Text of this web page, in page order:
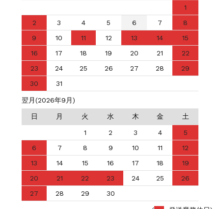
1
2
3 4 5 6 7
8
9
10 11 12 13 14
15
16
17 18 19 20 21
22
23
24 25 26 27 28
29
30
31
翌月(2026年9月)
日 月 火 水 木 金 土
1 2 3 4
5
6
7 8 9 10 11
12
13
14 15 16 17 18
19
20
21 22 23 24 25
26
27
28 29 30